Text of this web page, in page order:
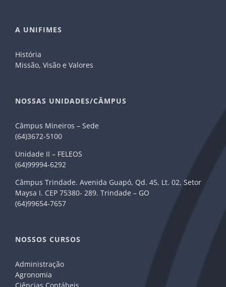
A UNIFIMES
História
Missão, Visão e Valores
NOSSAS UNIDADES/CÂMPUS
Câmpus Mineiros – Sede
(64)3672-5100
Unidade II – FELEOS
(64)99994-6292
Câmpus Trindade. Avenida Guapó, Qd. 45, Lt. 02, Setor
Maysa I. CEP 75380- 289. Trindade – GO
(64)99654-7657
NOSSOS CURSOS
Administração
Agronomia